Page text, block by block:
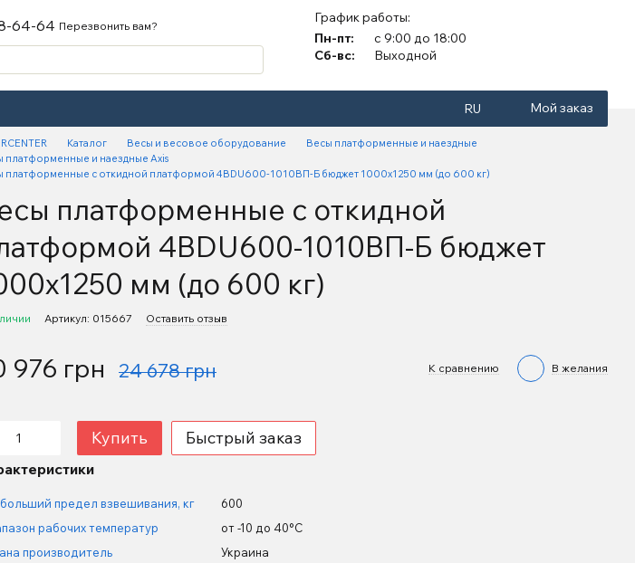
64-64 Перезвонить вам?
График работы:
Пн-пт:
с 9:00 до 18:00
Сб-вс:
Выходной
RU Мой заказ
Каталог Весы и весовое оборудование
Весы платформенные и наездные
платформенные и наездные Axis
платформенные с откидной платформой 4BDU600-1010ВП-Б бюджет 1000х1250 мм (до 600 кг)
платформенные с откидной
4BDU600-1010ВП-Б бюджет
мм (до 600 кг)
Артикул: 015667 Оставить отзыв
976 грн 24 678 грн К сравнению В желания
Купить Быстрый заказ
предел взвешивания, кг
600
рабочих температур
от -10 до 40°С
производитель
Украина